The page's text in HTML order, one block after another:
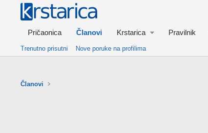
Pričaonica Članovi Krstarica Pravilnik
Trenutno prisutni Nove poruke na profilima
Članovi